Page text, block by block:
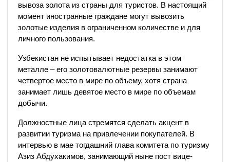
вывоза золота из страны для туристов. В настоящий
момент иностранные граждане могут вывозить
золотые изделия в ограниченном количестве и для
личного пользования.
Узбекистан не испытывает недостатка в этом
металле – его золотовалютные резервы занимают
четвертое место в мире по объему, хотя страна
занимает лишь девятое место в мире по объемам
добычи.
Должностные лица стремятся сделать акцент в
развитии туризма на привлечении покупателей. В
интервью в мае тогдашний глава комитета по туризму
Азиз Абдухакимов, занимающий ныне пост вице-